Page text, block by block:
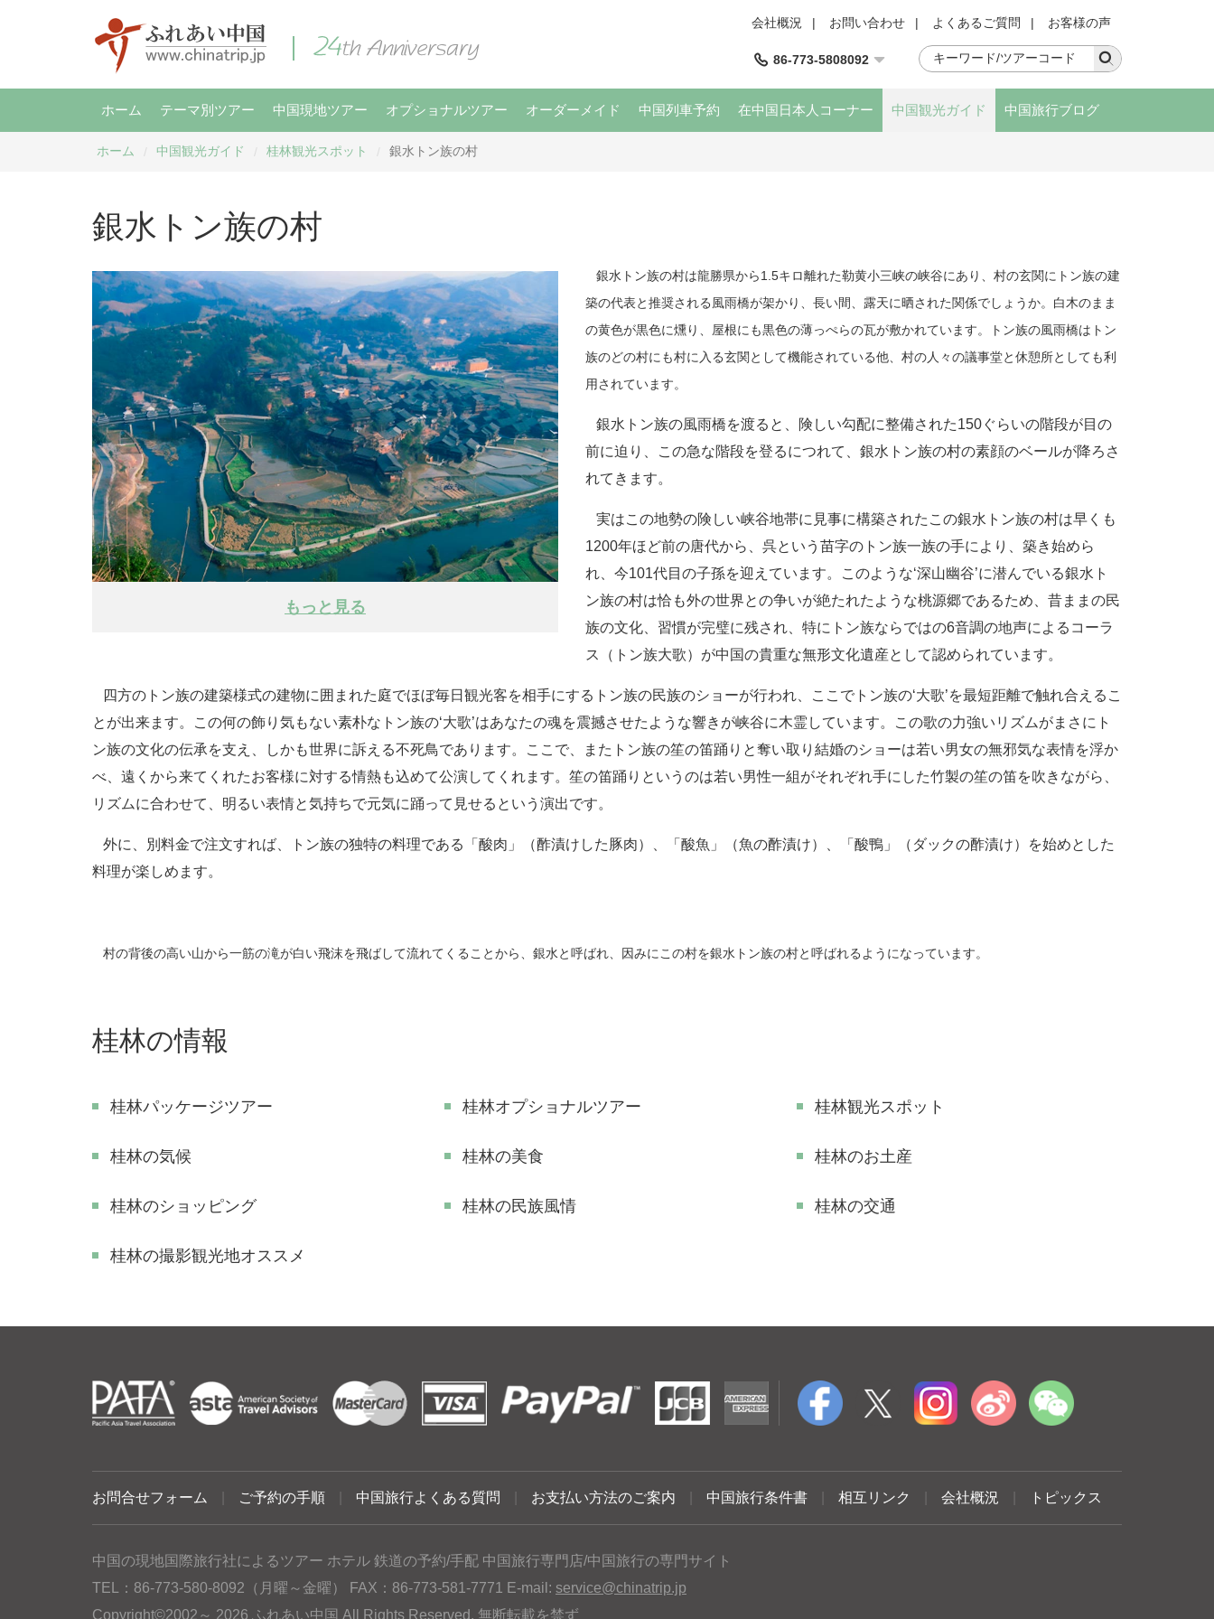
会社概況 | お問い合わせ | よくあるご質問 | お客様の声
86-773-5808092
ホーム テーマ別ツアー 中国現地ツアー オプショナルツアー オーダーメイド 中国列車予約 在中国日本人コーナー 中国観光ガイド 中国旅行ブログ
ホーム 中国観光ガイド 桂林観光スポット 銀水トン族の村
銀水トン族の村
もっと見る
銀水トン族の村は龍勝県から1.5キロ離れた勒黄小三峡の峡谷にあり、村の玄関にトン族の建
築の代表と推奨される風雨橋が架かり、長い間、露天に晒された関係でしょうか。白木のまま
の黄色が黒色に燻り、屋根にも黒色の薄っぺらの瓦が敷かれています。トン族の風雨橋はトン
族のどの村にも村に入る玄関として機能されている他、村の人々の議事堂と休憩所としても利
用されています。
銀水トン族の風雨橋を渡ると、険しい勾配に整備された150ぐらいの階段が目の
前に迫り、この急な階段を登るにつれて、銀水トン族の村の素顔のベールが降ろさ
れてきます。
実はこの地勢の険しい峡谷地帯に見事に構築されたこの銀水トン族の村は早くも
1200年ほど前の唐代から、呉という苗字のトン族一族の手により、築き始めら
れ、今101代目の子孫を迎えています。このような‘深山幽谷’に潜んでいる銀水ト
ン族の村は恰も外の世界との争いが絶たれたような桃源郷であるため、昔ままの民
族の文化、習慣が完璧に残され、特にトン族ならではの6音調の地声によるコーラ
ス（トン族大歌）が中国の貴重な無形文化遺産として認められています。
四方のトン族の建築様式の建物に囲まれた庭でほぼ毎日観光客を相手にするトン族の民族のショーが行われ、ここでトン族の‘大歌’を最短距離で触れ合えるこ
とが出来ます。この何の飾り気もない素朴なトン族の‘大歌’はあなたの魂を震撼させたような響きが峡谷に木霊しています。この歌の力強いリズムがまさにト
ン族の文化の伝承を支え、しかも世界に訴える不死鳥であります。ここで、またトン族の笙の笛踊りと奪い取り結婚のショーは若い男女の無邪気な表情を浮か
べ、遠くから来てくれたお客様に対する情熱も込めて公演してくれます。笙の笛踊りというのは若い男性一組がそれぞれ手にした竹製の笙の笛を吹きながら、
リズムに合わせて、明るい表情と気持ちで元気に踊って見せるという演出です。
外に、別料金で注文すれば、トン族の独特の料理である「酸肉」（酢漬けした豚肉）、「酸魚」（魚の酢漬け）、「酸鴨」（ダックの酢漬け）を始めとした
料理が楽しめます。
村の背後の高い山から一筋の滝が白い飛沫を飛ばして流れてくることから、銀水と呼ばれ、因みにこの村を銀水トン族の村と呼ばれるようになっています。
桂林の情報
桂林パッケージツアー 桂林オプショナルツアー 桂林観光スポット
桂林の気候 桂林の美食 桂林のお土産
桂林のショッピング 桂林の民族風情 桂林の交通
​桂林の撮影観光地オススメ
お問合せフォーム ご予約の手順 中国旅行よくある質問 お支払い方法のご案内 中国旅行条件書 相互リンク 会社概況 トピックス
中国の現地国際旅行社によるツアー ホテル 鉄道の予約/手配 中国旅行専門店/中国旅行の専門サイト
TEL：86-773-580-8092（月曜～金曜） FAX：86-773-581-7771 E-mail: service@chinatrip.jp
Copyright©2002～ 2026 ふれあい中国 All Rights Reserved. 無断転載を禁ず